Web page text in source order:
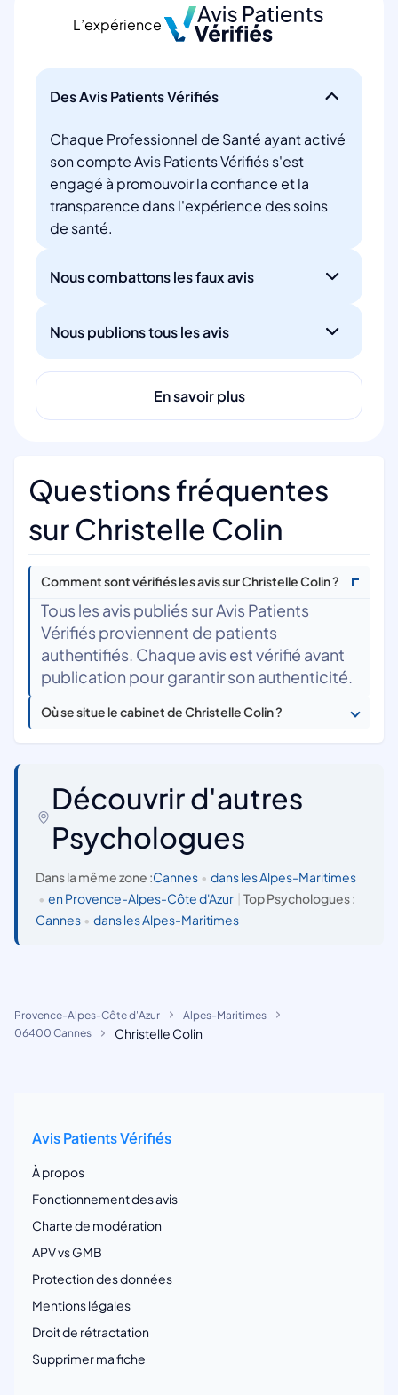
L’expérience
Des Avis Patients Vérifiés
Chaque Professionnel de Santé ayant activé
son compte Avis Patients Vérifiés s'est
engagé à promouvoir la confiance et la
transparence dans l'expérience des soins
de santé.
Nous combattons les faux avis
Nous publions tous les avis
En savoir plus
Questions fréquentes
sur Christelle Colin
Comment sont vérifiés les avis sur Christelle Colin ?
Tous les avis publiés sur Avis Patients
Vérifiés proviennent de patients
authentifiés. Chaque avis est vérifié avant
publication pour garantir son authenticité.
Où se situe le cabinet de Christelle Colin ?
Découvrir d'autres
Psychologues
Dans la même zone :Cannes • dans les Alpes-Maritimes
• en Provence-Alpes-Côte d'Azur
Top Psychologues :
Cannes • dans les Alpes-Maritimes
Provence-Alpes-Côte d'Azur
Alpes-Maritimes
06400 Cannes
Christelle Colin
Avis Patients Vérifiés
À propos
Fonctionnement des avis
Charte de modération
APV vs GMB
Protection des données
Mentions légales
Droit de rétractation
Supprimer ma fiche